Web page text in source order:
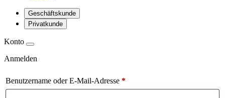
Geschäftskunde
Privatkunde
Konto
Anmelden
Benutzername oder E-Mail-Adresse *